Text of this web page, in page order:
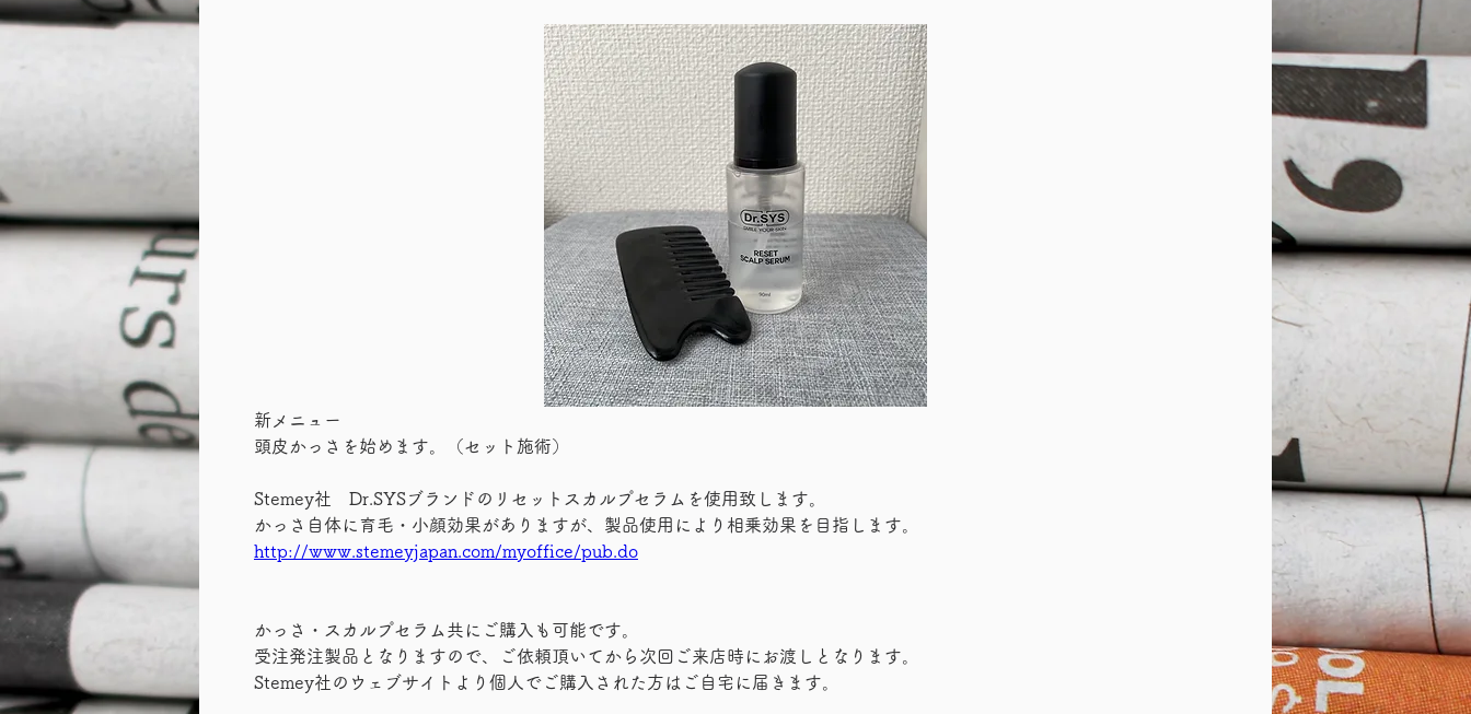
新メニュー
頭皮かっさを始めます。（セット施術）
Stemey社　Dr.SYSブランドのリセットスカルプセラムを使用致します。
かっさ自体に育毛・小顔効果がありますが、製品使用により相乗効果を目指します。
http://www.stemeyjapan.com/myoffice/pub.do
かっさ・スカルプセラム共にご購入も可能です。
受注発注製品となりますので、ご依頼頂いてから次回ご来店時にお渡しとなります。
Stemey社のウェブサイトより個人でご購入された方はご自宅に届きます。